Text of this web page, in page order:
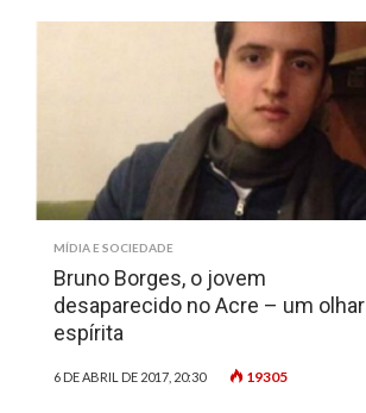
MÍDIA E SOCIEDADE
Bruno Borges, o jovem
desaparecido no Acre – um olhar
espírita
6 DE ABRIL DE 2017, 20:30 19305